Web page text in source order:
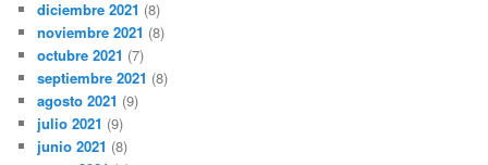
diciembre 2021 (8)
noviembre 2021 (8)
octubre 2021 (7)
septiembre 2021 (8)
agosto 2021 (9)
julio 2021 (9)
junio 2021 (8)